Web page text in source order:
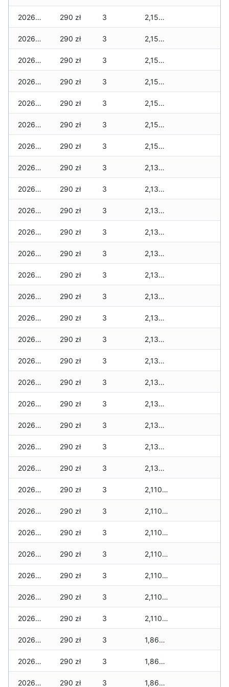
2026-02-14 290 zł 3 2,150 zł
2026-02-13 290 zł 3 2,150 zł
2026-02-12 290 zł 3 2,150 zł
2026-02-11 290 zł 3 2,150 zł
2026-02-10 290 zł 3 2,150 zł
2026-02-09 290 zł 3 2,150 zł
2026-02-08 290 zł 3 2,150 zł
2026-02-07 290 zł 3 2,130 zł
2026-02-06 290 zł 3 2,130 zł
2026-02-05 290 zł 3 2,130 zł
2026-02-04 290 zł 3 2,130 zł
2026-02-03 290 zł 3 2,130 zł
2026-02-02 290 zł 3 2,130 zł
2026-02-01 290 zł 3 2,130 zł
2026-01-31 290 zł 3 2,130 zł
2026-01-30 290 zł 3 2,130 zł
2026-01-29 290 zł 3 2,130 zł
2026-01-28 290 zł 3 2,130 zł
2026-01-27 290 zł 3 2,130 zł
2026-01-26 290 zł 3 2,130 zł
2026-01-25 290 zł 3 2,130 zł
2026-01-24 290 zł 3 2,130 zł
2026-01-23 290 zł 3 2,110 zł
2026-01-22 290 zł 3 2,110 zł
2026-01-21 290 zł 3 2,110 zł
2026-01-20 290 zł 3 2,110 zł
2026-01-19 290 zł 3 2,110 zł
2026-01-18 290 zł 3 2,110 zł
2026-01-17 290 zł 3 2,110 zł
2026-01-16 290 zł 3 1,860 zł
2026-01-15 290 zł 3 1,860 zł
2026-01-14 290 zł 3 1,860 zł